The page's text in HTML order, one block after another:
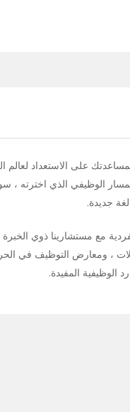
على الاستعداد
الوظيفي الذي اخترته
جديدة.
مع مستشارينا ذوي
، ومعارض التوظيف في
الوظيفية المفيدة.